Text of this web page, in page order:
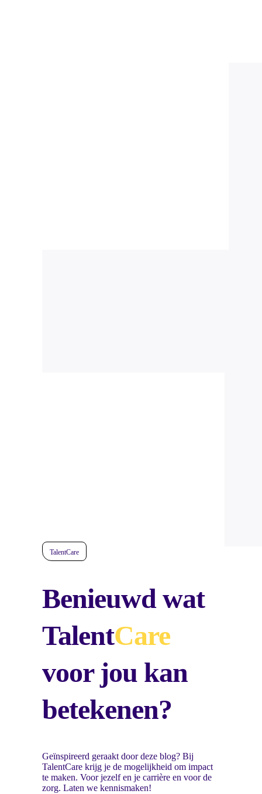
TalentCare
Benieuwd wat
TalentCare
voor jou kan
betekenen?
Geïnspireerd geraakt door deze blog? Bij
TalentCare krijg je de mogelijkheid om impact
te maken. Voor jezelf en je carrière en voor de
zorg. Laten we kennismaken!